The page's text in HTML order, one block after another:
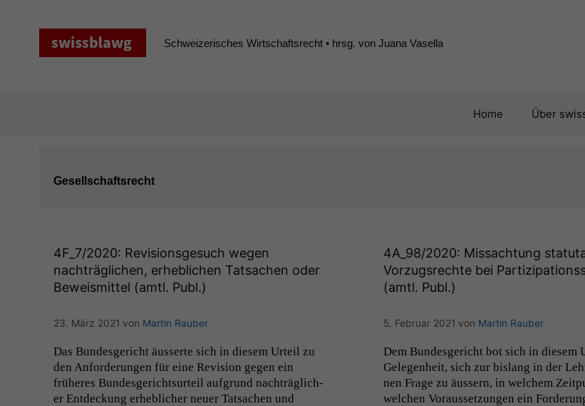
Schweizerisches Wirtschaftsrecht • hrsg. von Juana Vasella
Home Über
Gesellschaftsrecht
4F_7/2020: Revisionsgesuch wegen
nachträglichen, erheblichen Tatsachen oder
Beweismittel (amtl. Publ.)
23. März 2021 von Martin Rauber
Das Bun­des­gericht äusserte sich in diesem Urteil zu
den Anforderun­gen für eine Revi­sion gegen ein
früheres Bun­des­gericht­surteil auf­grund nachträglich­
er Ent­deck­ung erhe­blich­er neuer Tat­sachen und
4A_98/2020: Missachtung
Vorzugsrechte bei
(amtl. Publ.)
5. Februar 2021 von Martin Rauber
Dem Bun­des­gericht bot sich in diesem
Gele­gen­heit, sich zur bis­lang in der
nen Frage zu äussern, in welchem
welchen Voraus­set­zun­gen ein